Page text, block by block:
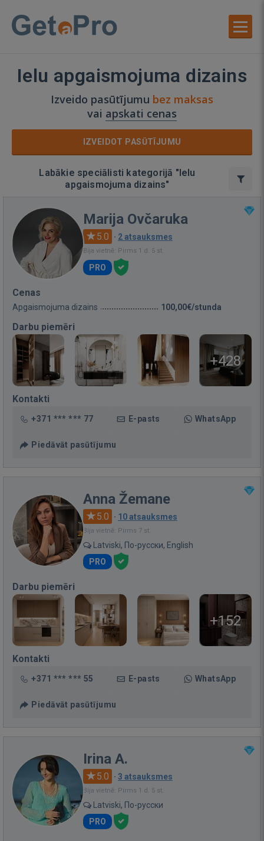
Ielu apgaismojuma dizains
Izveido pasūtījumu bez maksas
vai apskati cenas
IZVEIDOT PASŪTĪJUMU
Labākie speciālisti kategorijā "Ielu
apgaismojuma dizains"
Marija Ovčaruka
5.0 · 2 atsauksmes
Bija vietnē: Pirms 1 d. 5 st.
PRO
Cenas
Apgaismojuma dizains 100,00€/stunda
Darbu piemēri
+428
Kontakti
+371 *** *** 77 E-pasts WhatsApp
Piedāvāt pasūtījumu
Anna Žemane
5.0 · 10 atsauksmes
Bija vietnē: Pirms 7 st.
Latviski, По-русски, English
PRO
Darbu piemēri
+152
Kontakti
+371 *** *** 55 E-pasts WhatsApp
Piedāvāt pasūtījumu
Irina A.
5.0 · 3 atsauksmes
Bija vietnē: Pirms 1 d. 5 st.
Latviski, По-русски
PRO